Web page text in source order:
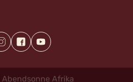
Abendsonne Afrika